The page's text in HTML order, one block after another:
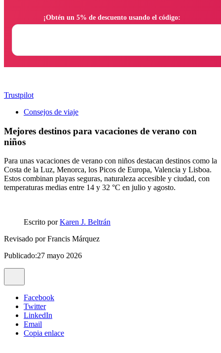
Trustpilot
Consejos de viaje
Mejores destinos para vacaciones de verano con
niños
Para unas vacaciones de verano con niños destacan destinos como la
Costa de la Luz, Menorca, los Picos de Europa, Valencia y Lisboa.
Estos combinan playas seguras, naturaleza accesible y ciudad, con
temperaturas medias entre 14 y 32 °C en julio y agosto.
Escrito porKaren J. Beltrán
Revisado porFrancis Márquez
Publicado:27 mayo 2026
Facebook
Twitter
LinkedIn
Email
Copia enlace